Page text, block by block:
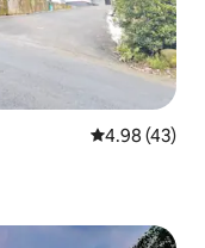
Calificación
4.98 (43)